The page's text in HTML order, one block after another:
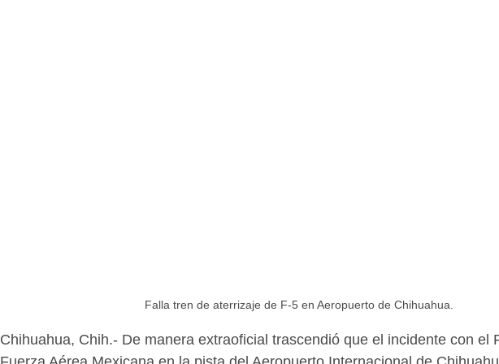
Falla tren de aterrizaje de F-5 en Aeropuerto de Chihuahua.
Chihuahua, Chih.- De manera extraoficial trascendió que el incidente con el